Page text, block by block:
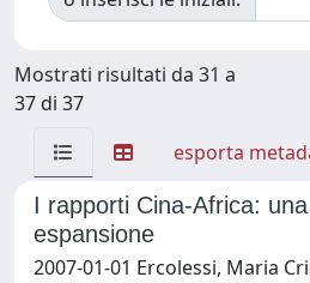
Mostrati risultati da 31 a
37 di 37
esporta
I rapporti Cina-Africa:
espansione
2007-01-01 Ercolessi, Maria